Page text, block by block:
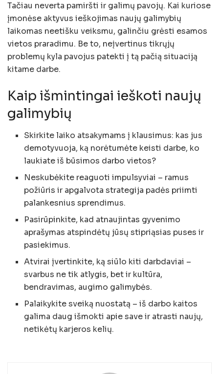
Tačiau neverta pamiršti ir galimų pavojų. Kai kuriose
įmonėse aktyvus ieškojimas naujų galimybių
laikomas neetišku veiksmu, galinčiu grėsti esamos
vietos praradimu. Be to, neįvertinus tikrųjų
problemų kyla pavojus patekti į tą pačią situaciją
kitame darbe.
Kaip išmintingai ieškoti naujų
galimybių
Skirkite laiko atsakymams į klausimus: kas jus
demotyvuoja, ką norėtumėte keisti darbe, ko
laukiate iš būsimos darbo vietos?
Neskubėkite reaguoti impulsyviai – ramus
požiūris ir apgalvota strategija padės priimti
palankesnius sprendimus.
Pasirūpinkite, kad atnaujintas gyvenimo
aprašymas atspindėtų jūsų stipriąsias puses ir
pasiekimus.
Atvirai įvertinkite, ką siūlo kiti darbdaviai –
svarbus ne tik atlygis, bet ir kultūra,
bendravimas, augimo galimybės.
Palaikykite sveiką nuostatą – iš darbo kaitos
galima daug išmokti apie save ir atrasti naujų,
netikėtų karjeros kelių.